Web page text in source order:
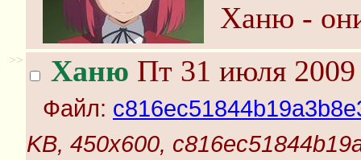
Ханю -
>> Ханю Пт 31 июля
Файл:
KB, 450x600,